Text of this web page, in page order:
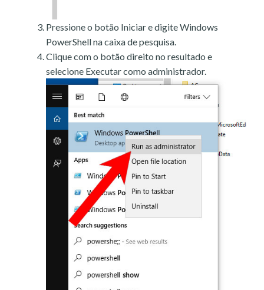
Pressione o botão Iniciar e digite Windows
PowerShell na caixa de pesquisa.
Clique com o botão direito no resultado e
selecione Executar como administrador.